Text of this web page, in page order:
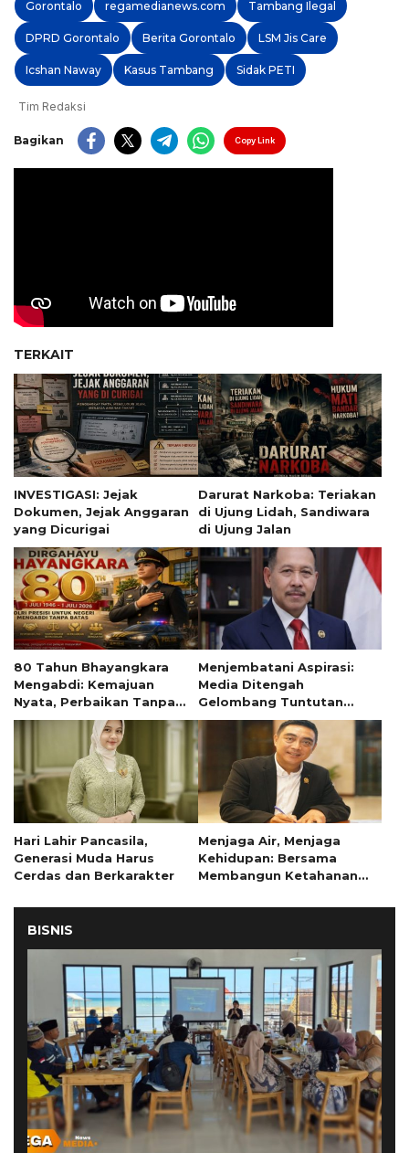
Gorontalo regamedianews.com Tambang Ilegal
DPRD Gorontalo Berita Gorontalo LSM Jis Care
Icshan Naway Kasus Tambang Sidak PETI
Tim Redaksi
Bagikan Copy Link
TERKAIT
INVESTIGASI: Jejak
Dokumen, Jejak Anggaran
yang Dicurigai
Darurat Narkoba: Teriakan
di Ujung Lidah, Sandiwara
di Ujung Jalan
80 Tahun Bhayangkara
Mengabdi: Kemajuan
Nyata, Perbaikan Tanpa
Henti
Menjembatani Aspirasi:
Media Ditengah
Gelombang Tuntutan
Mahasiswa
Hari Lahir Pancasila,
Generasi Muda Harus
Cerdas dan Berkarakter
Menjaga Air, Menjaga
Kehidupan: Bersama
Membangun Ketahanan
Kemarau
BISNIS